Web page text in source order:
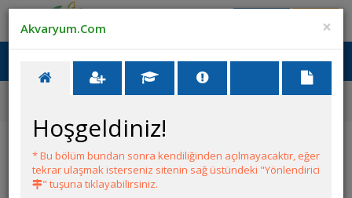
Ana Menü
Bitki Akvaryumları Tanıtımı
Yemek Masam - Ada 45p & 45f - Uns 25c
Gunlugu
YANIT YAZ
×
Akvaryum.Com
Hoşgeldiniz!
* Bu bölüm bundan sonra kendiliğinden açılmayacaktır, eğer
tekrar ulaşmak isterseniz sitenin sağ üstündeki "Yönlendirici
" tuşuna tıklayabilirsiniz.